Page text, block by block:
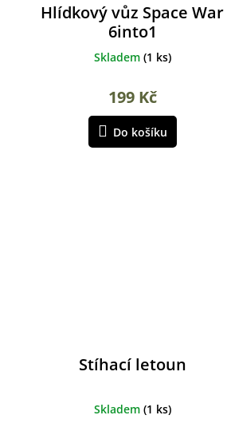
Hlídkový vůz Space War
6into1
Skladem (1 ks)
199 Kč
Do košíku
Stíhací letoun
Skladem (1 ks)